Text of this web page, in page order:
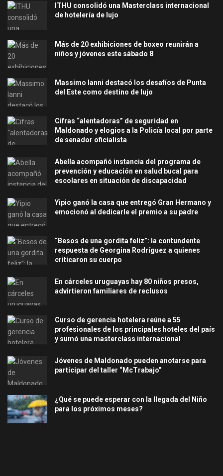
ITHU consolidó una Masterclass internacional
de hotelería de lujo
Más de 20 exhibiciones de boxeo reunirán a
niños y jóvenes este sábado 8
Massimo Ianni destacó los desafíos de Punta
del Este como destino de lujo
Cifras “alentadoras” de seguridad en
Maldonado y elogios a la Policía local por parte
de senador oficialista
Abella acompañó instancia del programa de
prevención y educación en salud bucal para
escolares en situación de discapacidad
Yipio ganó la casa que entregó Gran Hermano y
emocionó al dedicarle el premio a su padre
“Besos de una gordita feliz”: la contundente
respuesta de Georgina Rodríguez a quienes
criticaron su cuerpo
En cárceles uruguayas hay 80 niños presos,
advirtieron familiares de reclusos
Curso de gerencia hotelera reúne a 55
profesionales de los principales hoteles del país
y sumó una masterclass internacional
Jóvenes de Maldonado pueden anotarse para
participar del taller “McTrabajo”
¿Qué se puede esperar con la llegada del Niño
para los próximos meses?